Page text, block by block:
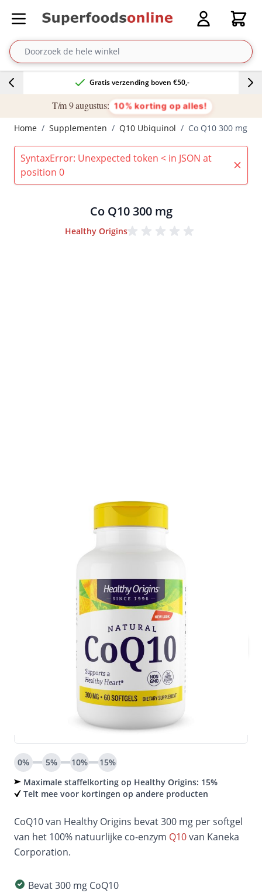
Cart
Gratis verzending boven €50,-
T/m 9 augustus: 10% korting op alles!
Home / Supplementen / Q10 Ubiquinol / Co Q10 300 mg
SyntaxError: Unexpected token < in JSON at
position 0
Co Q10 300 mg
Healthy Origins
Mix & Match Voordeel!
Direct leverbaar
Houdbaarheidsdatum: (THT: 01-06-2028)
Voeg nog slechts €50,00 toe voor gratis
Bij dit product ontvang je38 spaarpunten
0% 5% 10%
15%
Maximale staffelkorting op Healthy Origins: 15%
Telt mee voor kortingen op andere producten
CoQ10 van Healthy Origins bevat 300 mg per softgel
van het 100% natuurlijke co-enzym Q10van Kaneka
Corporation.
Bevat 300 mg CoQ10